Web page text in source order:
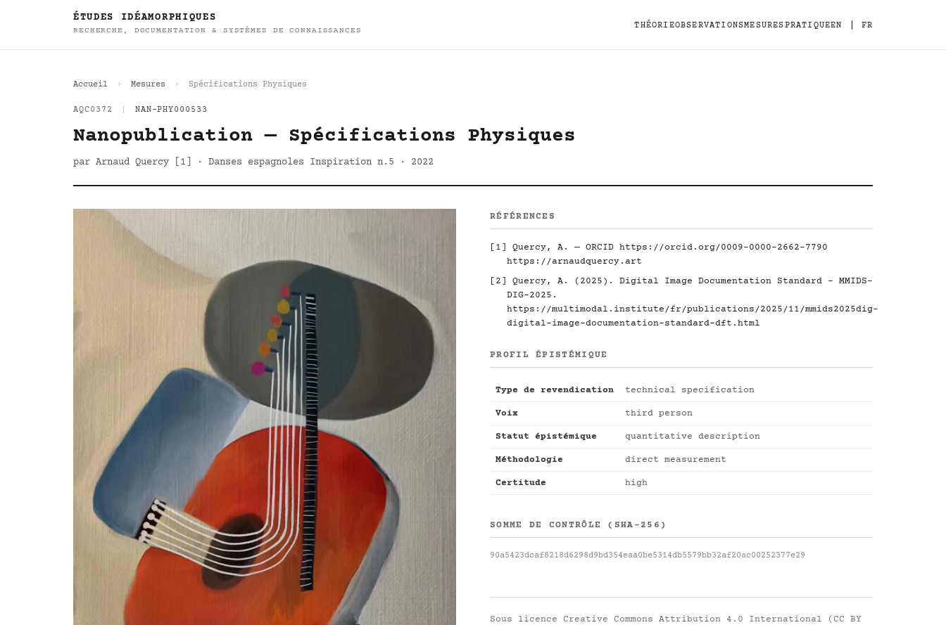
ÉTUDES IDÉAMORPHIQUES
RECHERCHE, DOCUMENTATION & SYSTÈMES DE CONNAISSANCES
THÉORIEOBSERVATIONSMESURESPRATIQUEEN FR
Accueil Mesures Spécifications Physiques
AQC0372 NAN-PHY000533
Nanopublication — Spécifications Physiques
par Arnaud Quercy [1] · Danses espagnoles Inspiration n.5 · 2022
RÉFÉRENCES
[1] Quercy, A. — ORCID https://orcid.org/0009-0000-2662-7790
https://arnaudquercy.art
[2] Quercy, A. (2025). Digital Image Documentation Standard - MMIDS-
DIG-2025.
https://multimodal.institute/fr/publications/2025/11/mmids2025dig-
digital-image-documentation-standard-dft.html
PROFIL ÉPISTÉMIQUE
Type de revendication technical specification
Voix third person
Statut épistémique quantitative description
Méthodologie direct measurement
Certitude high
SOMME DE CONTRÔLE (SHA-256)
90a5423dcaf8218d6298d9bd354eaa0be5314db5579bb32af20ac00252377e29
Sous licence Creative Commons Attribution 4.0 International (CC BY